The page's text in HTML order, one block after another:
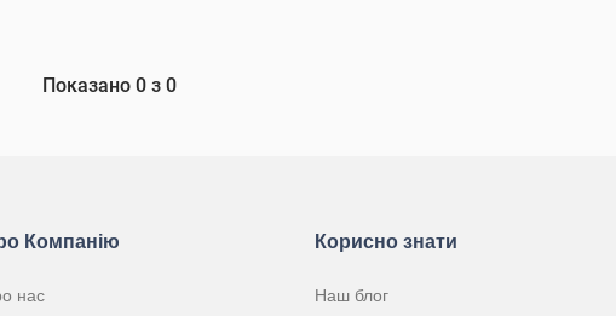
Показано 0 з 0
Компанію
нас
Корисно знати
Наш блог